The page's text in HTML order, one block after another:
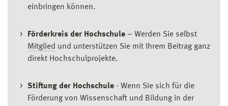
einbringen können.
Förderkreis der Hochschule – Werden Sie selbst
Mitglied und unterstützen Sie mit Ihrem Beitrag ganz
direkt Hochschulprojekte.
Stiftung der Hochschule - Wenn Sie sich für die
Förderung von Wissenschaft und Bildung in der